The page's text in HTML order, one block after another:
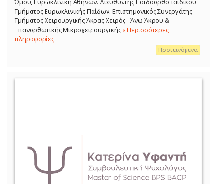
Ώμου, Ευρωκλινική Αθηνών. Διευθυντής Παιδοορθοπαιδικού
Τμήματος Ευρωκλινικής Παίδων. Επιστημονικός Συνεργάτης
Τμήματος Χειρουργικής Άκρας Χειρός - Άνω Άκρου &
Επανορθωτικής Μικροχειρουργικής» Περισσότερες
πληροφορίες
Προτεινόμενα